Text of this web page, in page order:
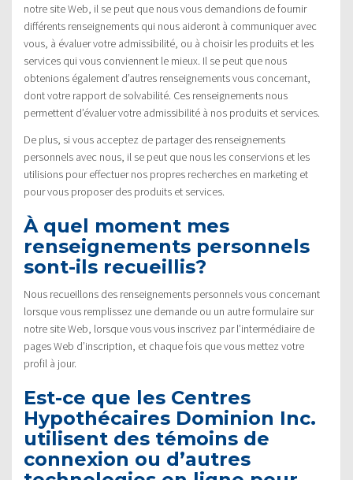
notre site Web, il se peut que nous vous demandions de fournir
différents renseignements qui nous aideront à communiquer avec
vous, à évaluer votre admissibilité, ou à choisir les produits et les
services qui vous conviennent le mieux. Il se peut que nous
obtenions également d’autres renseignements vous concernant,
dont votre rapport de solvabilité. Ces renseignements nous
permettent d’évaluer votre admissibilité à nos produits et services.
De plus, si vous acceptez de partager des renseignements
personnels avec nous, il se peut que nous les conservions et les
utilisions pour effectuer nos propres recherches en marketing et
pour vous proposer des produits et services.
À quel moment mes
renseignements personnels
sont-ils recueillis?
Nous recueillons des renseignements personnels vous concernant
lorsque vous remplissez une demande ou un autre formulaire sur
notre site Web, lorsque vous vous inscrivez par l’intermédiaire de
pages Web d’inscription, et chaque fois que vous mettez votre
profil à jour.
Est-ce que les Centres
Hypothécaires Dominion Inc.
utilisent des témoins de
connexion ou d’autres